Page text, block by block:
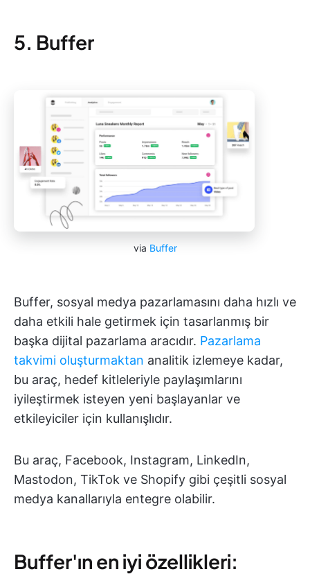
5. Buffer
via Buffer
Buffer, sosyal medya pazarlamasını daha hızlı ve
daha etkili hale getirmek için tasarlanmış bir
başka dijital pazarlama aracıdır. Pazarlama
takvimi oluşturmaktan analitik izlemeye kadar,
bu araç, hedef kitleleriyle paylaşımlarını
iyileştirmek isteyen yeni başlayanlar ve
etkileyiciler için kullanışlıdır.
Bu araç, Facebook, Instagram, LinkedIn,
Mastodon, TikTok ve Shopify gibi çeşitli sosyal
medya kanallarıyla entegre olabilir.
Buffer'ın en iyi özellikleri: